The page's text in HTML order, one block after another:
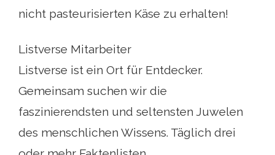
nicht pasteurisierten Käse zu erhalten!
Listverse Mitarbeiter
Listverse ist ein Ort für Entdecker.
Gemeinsam suchen wir die
faszinierendsten und seltensten Juwelen
des menschlichen Wissens. Täglich drei